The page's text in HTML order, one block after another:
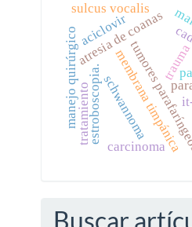
schwannoma
tumores
atresia de coanas
manejo quirúrgico membrana timpánica
trauma
sulcus vocalis
estroboscopia.
tratamiento
aciclovir
carcinoma
Buscar